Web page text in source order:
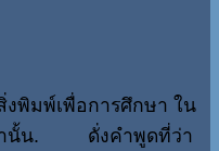
งพิมพ์เพื่อการศึกษา ใน
คำนั้น. ดั่งคำพูดที่ว่า